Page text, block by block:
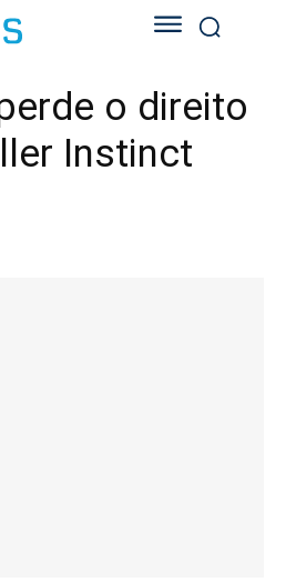
o direito
Instinct